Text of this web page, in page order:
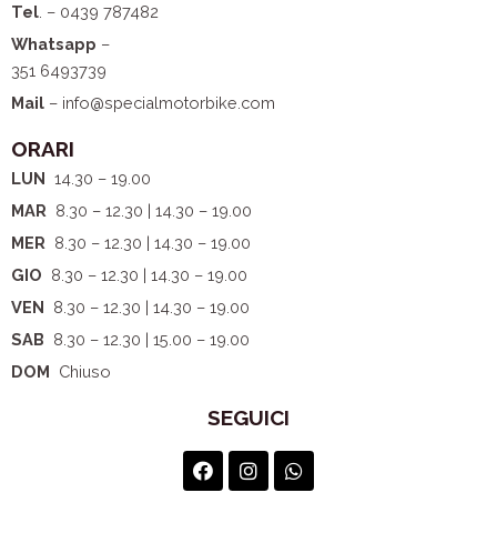
Tel. – 0439 787482
Whatsapp –
351 6493739
Mail – info@specialmotorbike.com
ORARI
LUN 14.30 – 19.00
MAR 8.30 – 12.30 | 14.30 – 19.00
MER 8.30 – 12.30 | 14.30 – 19.00
GIO 8.30 – 12.30 | 14.30 – 19.00
VEN 8.30 – 12.30 | 14.30 – 19.00
SAB 8.30 – 12.30 | 15.00 – 19.00
DOM Chiuso
SEGUICI